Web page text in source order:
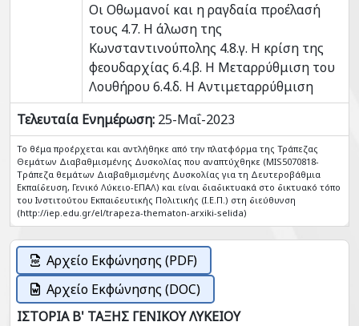
Οι Οθωμανοί και η ραγδαία προέλασή
τους 4.7. Η άλωση της
Κωνσταντινούπολης 4.8.γ. Η κρίση της
φεουδαρχίας 6.4.β. Η Μεταρρύθμιση του
Λουθήρου 6.4.δ. Η Αντιμεταρρύθμιση
Τελευταία Ενημέρωση: 25-Μαΐ-2023
Το θέμα προέρχεται και αντλήθηκε από την πλατφόρμα της Τράπεζας
Θεμάτων Διαβαθμισμένης Δυσκολίας που αναπτύχθηκε (MIS5070818-
Tράπεζα θεμάτων Διαβαθμισμένης Δυσκολίας για τη Δευτεροβάθμια
Εκπαίδευση, Γενικό Λύκειο-ΕΠΑΛ) και είναι διαδικτυακά στο δικτυακό τόπο
του Ινστιτούτου Εκπαιδευτικής Πολιτικής (Ι.Ε.Π.) στη διεύθυνση
(http://iep.edu.gr/el/trapeza-thematon-arxiki-selida)
Αρχείο Εκφώνησης (PDF)
Αρχείο Εκφώνησης (DOC)
ΙΣΤΟΡΙΑ Β' ΤΑΞΗΣ ΓΕΝΙΚΟΥ ΛΥΚΕΙΟΥ